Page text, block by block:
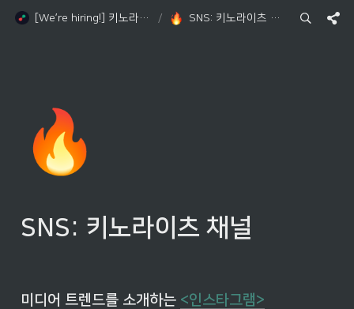
[We’re hiring!] 키노라이츠와 함께 하실래요? / SNS: 키노라이츠 채널
🔥
SNS: 키노라이츠 채널
미디어 트렌드를 소개하는 <인스타그램>